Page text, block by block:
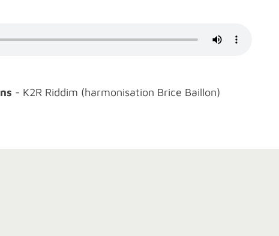
- K2R Riddim (harmonisation Brice Baillon)